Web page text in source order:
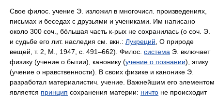
Свое филос. учение Э. изложил в многочисл. произведениях,
письмах и беседах с друзьями и учениками. Им написано
около 300 соч., бóльшая часть к-рых не сохранилась (о соч. Э.
и судьбе его лит. наследия см. вкн.: Лукреций , О природе
вещей, т. 2, М., 1947, с. 491–662). Филос. система Э. включает
физику (учение о бытии), канонику (учение о познании), этику
(учение о нравственности). В своих физике и канонике Э.
разработал материалистич. учение. Важнейшим его элементом
является принцип сохранения материи: ничто не происходит